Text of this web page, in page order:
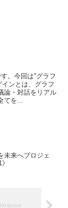
。今回は"グラフ
ンとは、グラフ
論・対話をリアル
てを...
未来へプロジェ